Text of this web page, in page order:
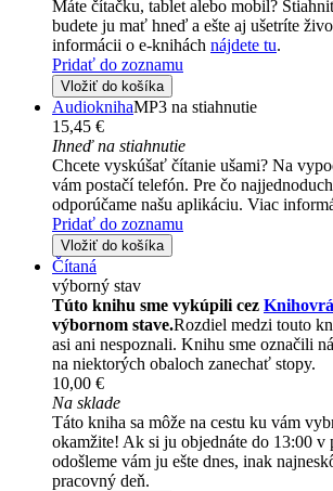
Máte čítačku, tablet alebo mobil?
budete ju mať hneď a ešte aj ušetríte
informácii o e-knihách nájdete tu.
Pridať do zoznamu
Vložiť do košíka
AudioknihaMP3 na stiahnutie
15,45 €
Ihneď na stiahnutie
Chcete vyskúšať čítanie ušami? Na
vám postačí telefón. Pre čo
odporúčame našu aplikáciu. Viac
Pridať do zoznamu
Vložiť do košíka
Čítaná
výborný stav
Túto knihu sme vykúpili cez
výbornom stave.Rozdiel medzi touto
asi ani nespoznali. Knihu sme označili
na niektorých obaloch zanechať stopy.
10,00 €
Na sklade
Táto kniha sa môže na cestu ku vám
okamžite! Ak si ju objednáte do 13:00 v
odošleme vám ju ešte dnes, inak
pracovný deň.